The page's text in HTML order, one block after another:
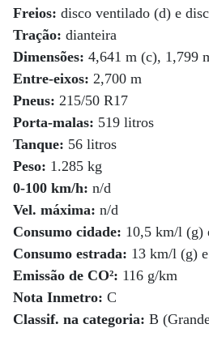
Freios: disco ventilado (d) e
Tração: dianteira
Dimensões: 4,641 m (c), 1,799
Entre-eixos: 2,700 m
Pneus: 215/50 R17
Porta-malas: 519 litros
Tanque: 56 litros
Peso: 1.285 kg
0-100 km/h: n/d
Vel. máxima: n/d
Consumo cidade: 10,5 km/l (g)
Consumo estrada: 13 km/l (g)
Emissão de CO²: 116 g/km
Nota Inmetro: C
Classif. na categoria: B